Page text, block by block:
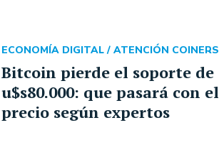
Bitcoin pierde el soporte de
u$s80.000: que pasará con el
precio según expertos
ECONOMÍA DIGITAL / ATENCIÓN COINERS